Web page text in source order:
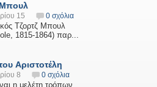
15 0 σχόλια
Τζορτζ Μπουλ
1815-1864) παρ...
Αριστοτέλη
8 0 σχόλια
η μελέτη τρόπων